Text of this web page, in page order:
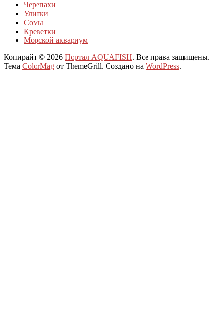
Черепахи
Улитки
Сомы
Креветки
Морской аквариум
Копирайт © 2026 Портал AQUAFISH. Все права защищены.
Тема ColorMag от ThemeGrill. Создано на WordPress.